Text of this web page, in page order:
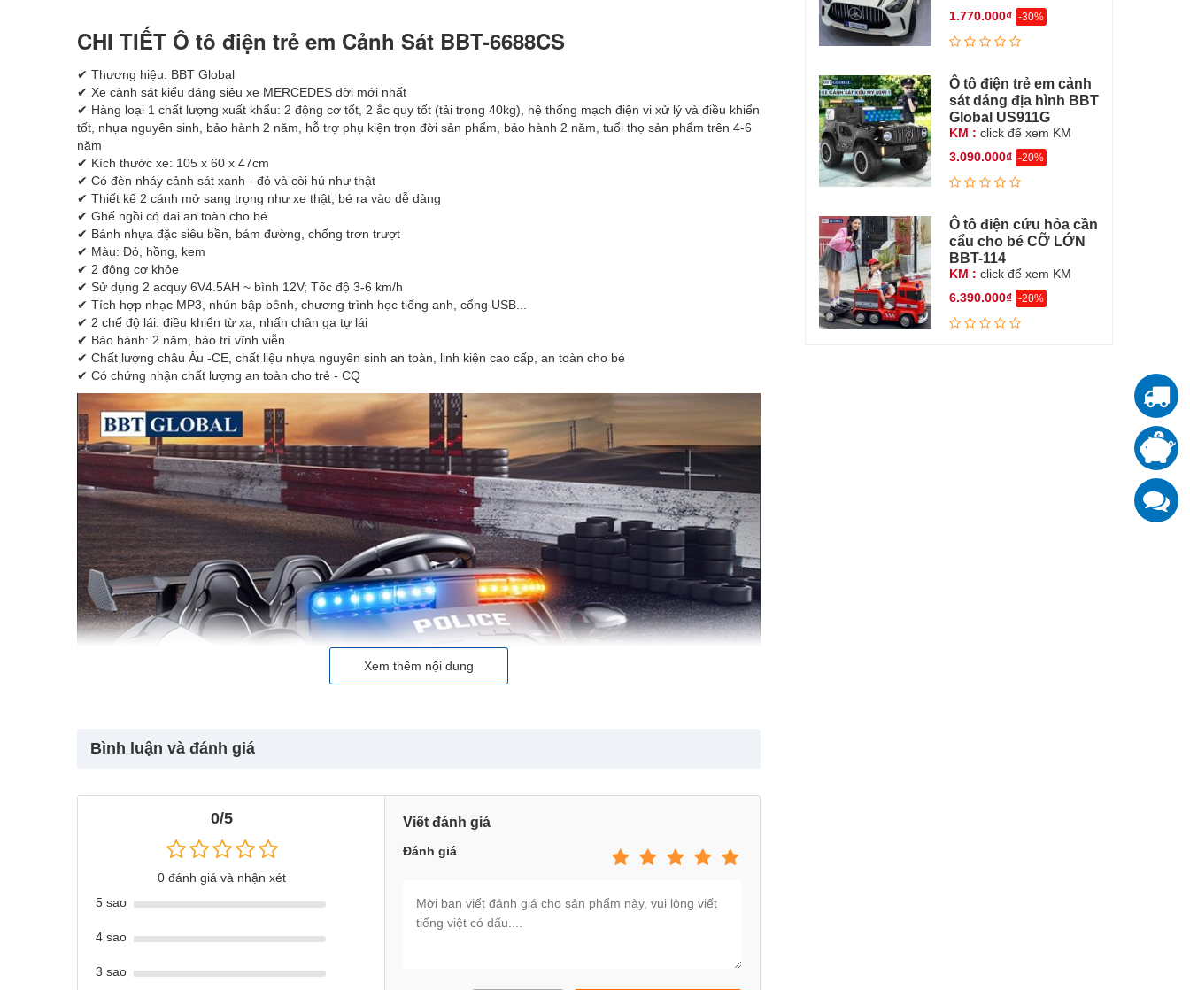
CHI TIẾT Ô tô điện trẻ em Cảnh Sát BBT-6688CS
✔ Thương hiệu: BBT Global
✔ Xe cảnh sát kiểu dáng siêu xe MERCEDES đời mới nhất
✔ Hàng loại 1 chất lượng xuất khẩu: 2 động cơ tốt, 2 ắc quy tốt (tải trọng 40kg), hệ thống mạch điện vi xử lý và điều khiển
tốt, nhựa nguyên sinh, bảo hành 2 năm, hỗ trợ phụ kiện trọn đời sản phẩm, bảo hành 2 năm, tuổi thọ sản phẩm trên 4-6
năm
✔ Kích thước xe: 105 x 60 x 47cm
✔ Có đèn nháy cảnh sát xanh - đỏ và còi hú như thật
✔ Thiết kế 2 cánh mở sang trọng như xe thật, bé ra vào dễ dàng
✔ Ghế ngồi có đai an toàn cho bé
✔ Bánh nhựa đặc siêu bền, bám đường, chống trơn trượt
✔ Màu: Đỏ, hồng, kem
✔ 2 động cơ khỏe
✔ Sử dụng 2 acquy 6V4.5AH ~ bình 12V; Tốc độ 3-6 km/h
✔ Tích hợp nhạc MP3, nhún bập bênh, chương trình học tiếng anh, cổng USB...
✔ 2 chế độ lái: điều khiển từ xa, nhấn chân ga tự lái
✔ Bảo hành: 2 năm, bảo trì vĩnh viễn
✔ Chất lượng châu Âu -CE, chất liệu nhựa nguyên sinh an toàn, linh kiện cao cấp, an toàn cho bé
✔ Có chứng nhận chất lượng an toàn cho trẻ - CQ
Xem thêm nội dung
Bình luận và đánh giá
0/5
0 đánh giá và nhận xét
5 sao
4 sao
3 sao
Viết đánh giá
Đánh giá
1.770.000₫ -30%
Ô tô điện trẻ em cảnh
sát dáng địa hình BBT
Global US911G
KM : click để xem KM
3.090.000₫ -20%
Ô tô điện cứu hỏa cần
cẩu cho bé CỠ LỚN
BBT-114
KM : click để xem KM
6.390.000₫ -20%